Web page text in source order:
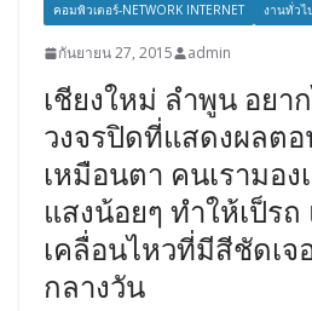
คอมพิวเตอร์-NETWORK INTERNET งานทั่วไ
กันยายน 27, 2015 admin
เชียงใหม่ ลำพูน อยา
วงจรปิดที่แสดงผลต
เหมือนตา คนเรามอ
แสงน้อยๆ ทำให้เป็รถ
เคลื่อนไหวที่มีสีชัดเ
กลางวัน